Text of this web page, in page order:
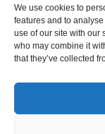
We use cookies to
features and to
use of our site with our
who may combine it
that they’ve collected
© Copyright 2025